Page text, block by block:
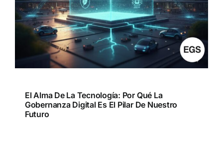
El Alma De La Tecnología: Por Qué La
Gobernanza Digital Es El Pilar De Nuestro
Futuro